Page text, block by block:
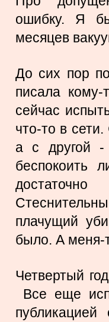
ошибку. Я
месяцев
До сих пор
писала
сейчас
что-то в
а с другой -
беспокоить
плачущий
было. А меня-
Четвертый
Все еще